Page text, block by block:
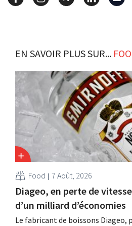
EN SAVOIR PLUS SUR...
Food 7 Août, 2026
Diageo, en perte de
d’un milliard d’économies
Le fabricant de boissons Diageo,